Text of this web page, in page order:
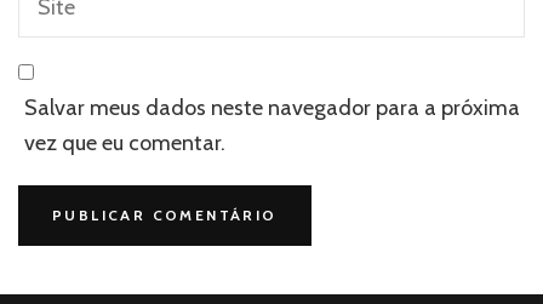
Salvar meus dados neste navegador para a próxima
vez que eu comentar.